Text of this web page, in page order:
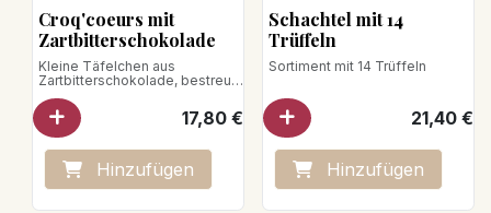
Croq'coeurs mit
Zartbitterschokolade
Kleine Täfelchen aus
Zartbitterschokolade, bestreut
mit getrockneten Früchten
Nettogewicht: 140 g
veganes Produkt
17,80€
Hinzufügen
Schachtel mit 14
Trüffeln
Sortiment mit 14 Trüffeln
21,40€
Hinzufügen